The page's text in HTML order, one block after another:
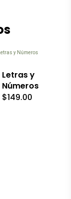
Letras y
Números
$149.00